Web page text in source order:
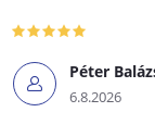
Péter
6.8.2026